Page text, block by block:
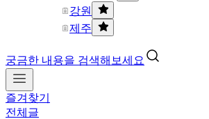
강원
제주
궁금한 내용을 검색해보세요
즐겨찾기
전체글